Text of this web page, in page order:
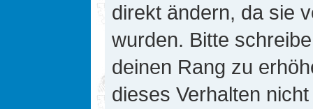
direkt ändern, da sie
wurden. Bitte
deinen Rang zu
dieses Verhalten